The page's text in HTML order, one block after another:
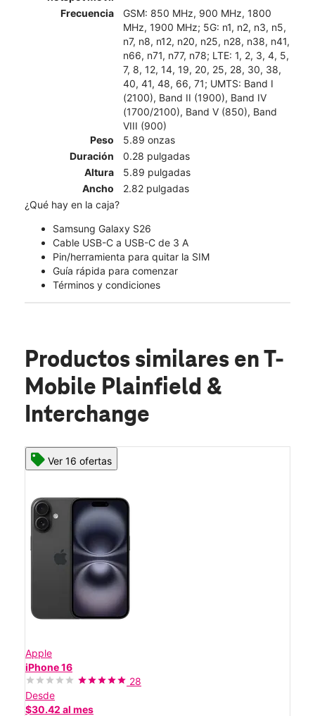
Frecuencia
GSM: 850 MHz, 900 MHz, 1800
MHz, 1900 MHz; 5G: n1, n2, n3, n5,
n7, n8, n12, n20, n25, n28, n38, n41,
n66, n71, n77, n78; LTE: 1, 2, 3, 4, 5,
7, 8, 12, 14, 19, 20, 25, 28, 30, 38,
40, 41, 48, 66, 71; UMTS: Band I
(2100), Band II (1900), Band IV
(1700/2100), Band V (850), Band
VIII (900)
Peso
5.89 onzas
Duración
0.28 pulgadas
Altura
5.89 pulgadas
Ancho
2.82 pulgadas
¿Qué hay en la caja?
Samsung Galaxy S26
Cable USB-C a USB-C de 3 A
Pin/herramienta para quitar la SIM
Guía rápida para comenzar
Términos y condiciones
Productos similares en T-
Mobile Plainfield &
Interchange
Ver 16 ofertas
Apple
iPhone 16
28
Desde
$30.42 al mes